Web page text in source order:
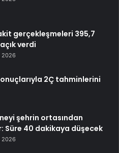
gerçekleşmeleri 395,7
verdi
2026
2Ç tahminlerini
şehrin ortasından
Süre 40 dakikaya düşecek
2026